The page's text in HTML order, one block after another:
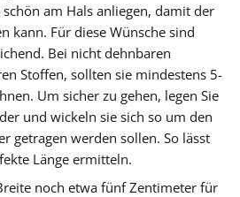
am Hals anliegen, damit der
kann. Für diese Wünsche sind
Bei nicht dehnbaren
Stoffen, sollten sie mindestens 5-
Um sicher zu gehen, legen Sie
und wickeln sie sich so um den
getragen werden sollen. So lässt
Länge ermitteln.
noch etwa fünf Zentimeter für